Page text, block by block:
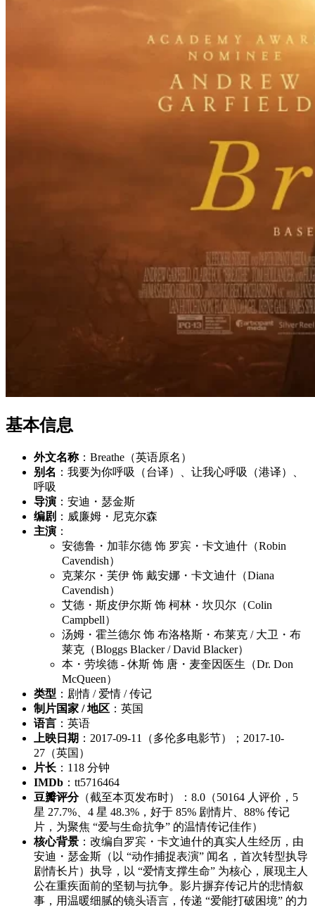
基本信息
外文名称：Breathe（英语原名）
别名 ：我要为你呼吸（台译）、让我心呼吸（港译）、
呼吸
导演 ：安迪・瑟金斯
编剧 ：威廉姆・尼克尔森
主演 ：
安德鲁・加菲尔德 饰 罗宾・卡文迪什（Robin
Cavendish）
克莱尔・芙伊 饰 戴安娜・卡文迪什（Diana
Cavendish）
艾德・斯皮伊尔斯 饰 柯林・坎贝尔（Colin
Campbell）
汤姆・霍兰德尔 饰 布洛格斯・布莱克 / 大卫・布
莱克（Bloggs Blacker / David Blacker）
本・劳埃德 - 休斯 饰 唐・麦奎因医生（Dr. Don
McQueen）
类型 ：剧情 / 爱情 / 传记
制片国家 / 地区 ：英国
语言 ：英语
上映日期 ：2017-09-11（多伦多电影节）；2017-10-
27（英国）
片长 ：118 分钟
IMDb ：tt5716464
豆瓣评分（截至本页发布时）：8.0（50164 人评价，5
星 27.7%、4 星 48.3%，好于 85% 剧情片、88% 传记
片，为聚焦 “爱与生命抗争” 的温情传记佳作）
核心背景 ：改编自罗宾・卡文迪什的真实人生经历，由
安迪・瑟金斯（以 “动作捕捉表演” 闻名，首次转型执导
剧情长片）执导，以 “爱情支撑生命” 为核心，展现主人
公在重疾面前的坚韧与抗争。影片摒弃传记片的悲情叙
事，用温暖细腻的镜头语言，传递 “爱能打破困境” 的力